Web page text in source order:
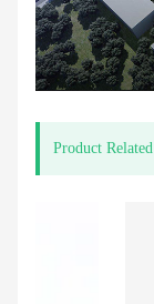
Product Related